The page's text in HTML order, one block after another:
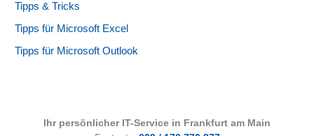
Tipps & Tricks
Tipps für Microsoft Excel
Tipps für Microsoft Outlook
Ihr persönlicher IT-Service in Frankfurt am Main